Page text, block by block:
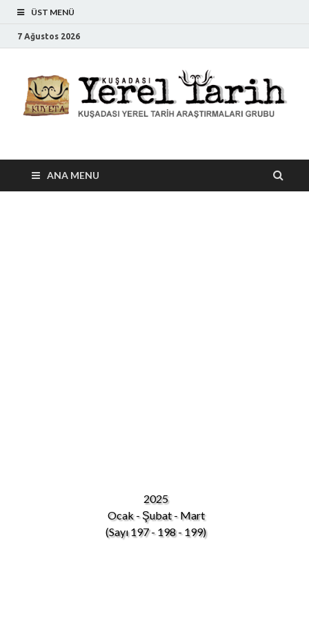
ÜST MENÜ
7 Ağustos 2026
Kuşadası Yerel Tarih
ANA MENU
2025
Ocak - Şubat - Mart
(Sayı 197 - 198 - 199)